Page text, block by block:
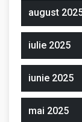
august
iulie 2025
iunie 2025
mai 2025